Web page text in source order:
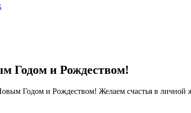
Годом и Рождеством!
Годом и Рождеством! Желаем счастья в личной